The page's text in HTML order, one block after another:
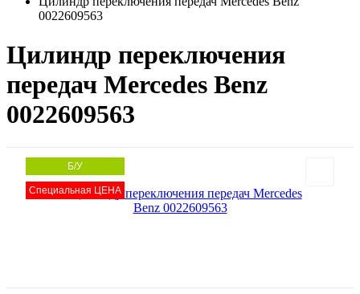
0022609563
Цилиндр переключения
передач Mercedes Benz
0022609563
Б/У
Специальная ЦЕНА